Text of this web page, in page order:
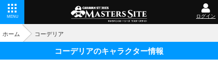
MENU ログイン
ホーム コーデリア
コーデリアのキャラクター情報